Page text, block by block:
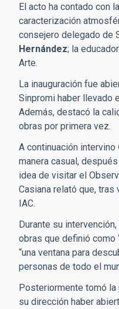
El acto ha contado con
caracterización
consejero delegado de
Hernández; la
Arte.
La inauguración fue
Sinpromi haber llevado
Además, destacó la
obras por primera vez.
A continuación intervino
manera casual,
idea de visitar el
Casiana relató que,
IAC.
Durante su
obras que definió como
“una ventana para
personas de todo el
Posteriormente tomó la
su dirección haber